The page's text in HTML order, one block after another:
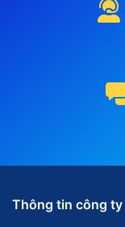
Thông tin công ty